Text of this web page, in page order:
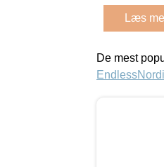
Læs
De mest